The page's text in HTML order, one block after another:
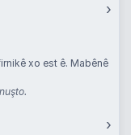
›
xo est ê. Mabênê
›